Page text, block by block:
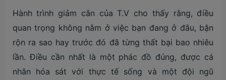
Hành trình giảm cân của T.V cho thấy rằng, điều
quan trọng không nằm ở việc bạn đang ở đâu, bận
rộn ra sao hay trước đó đã từng thất bại bao nhiêu
lần. Điều cần nhất là một phác đồ đúng, được cá
nhân hóa sát với thực tế sống và một đội ngũ